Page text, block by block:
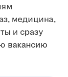
медицина,
и сразу
вакансию